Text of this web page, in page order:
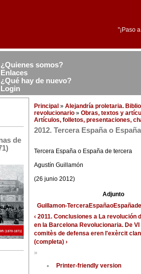
"¡Paso
¿Quienes somos?
Enlaces
¿Qué hay de nuevo?
Login
de
Principal » Alejandría proletaria.
revolucionario » Obras, textos y
Artículos, folletos, presentaciones,
2012. Tercera España o
Tercera España o España de tercera
Agustín Guillamón
(26 junio 2012)
Adjunto
Guillamon-
‹ 2011. Conclusiones a La
en la Barcelona Revolucionaria. De VI
comitès de defensa eren l'exèrcit
(completa) ›
»
Printer-friendly version